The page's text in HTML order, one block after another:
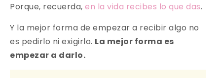
Porque, recuerda, en la vida recibes lo que das.
Y la mejor forma de empezar a recibir algo no
es pedirlo ni exigirlo. La mejor forma es
empezar a darlo.